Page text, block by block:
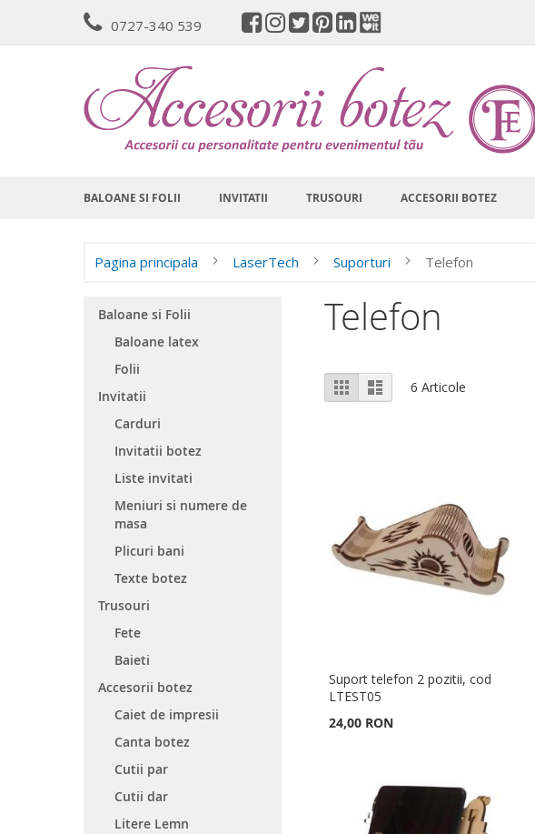
Mergeti
la
0727-340 539
BALOANE SI FOLII INVITATII TRUSOURI ACCESORII BOTEZ
Pagina principala LaserTech Suporturi Telefon
Telefon
Vizualizare
ca
Grila Lista 6 Articole
Suport telefon 2 pozitii, cod
LTEST05
24,00 RON
ADAUGATI
LA
ADAUGATI
ADAUGATI
LA
ADAUGATI
ADAUGATI
LA
ADAUGATI
ADAUGATI
LA
ADAUGATI
Baloane si Folii
Baloane latex
Folii
Invitatii
Carduri
Invitatii botez
Liste invitati
Meniuri si numere de
masa
Plicuri bani
Texte botez
Trusouri
Fete
Baieti
Accesorii botez
Caiet de impresii
Canta botez
Cutii par
Cutii dar
Litere Lemn